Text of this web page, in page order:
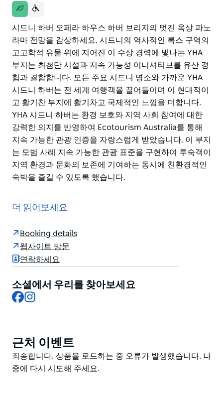
시드니 하버 오페라 하우스 하버 브리지의 멋진 옥상 파노
라마 전망을 감상하세요. 시드니의 역사적인 록스 구역의
고고학적 유물 위에 지어진 이 수상 경력에 빛나는 YHA
부지는 최첨단 시설과 지속 가능성 이니셔티브를 유산 경
험과 결합합니다. 모든 주요 시드니 명소와 가까운 YHA
시드니 하버는 전 세계 여행객을 끌어들이며 이 현대적이
고 활기찬 부지에 활기차고 국제적인 느낌을 더합니다.
YHA 시드니 하버는 환경 보호와 지역 사회 참여에 대한
강력한 의지를 반영하여 Ecotourism Australia를 통해
지속 가능한 관광 인증을 자랑스럽게 받았습니다. 이 부지
는 모범 사례 지속 가능한 관광 표준을 구현하여 투숙객이
지역 환경과 문화의 보존에 기여하는 동시에 친환경적인
숙박을 즐길 수 있도록 했습니다.
라마 전망을 감상하세요. 시드니의 역사적인 록스 구역의
험과 결합합니다.
모든 주요 시드니 명소와 가까운 YHA 시드니 하버는 전
세계 여행객을 끌어들이며 이 현대적이고 활기찬 부지에
활기차고 국제적인 느낌을 더합니다.
YHA 시드니 하버는 환경 보호와 지역 사회 참여에 대한
는 모범 사례 지속 가능한 관광 표준을 구현하여 투숙객이
지역 환경과 문화의 보존에 기여하는 동시에 친환경적인
숙박을 즐길 수 있도록 했습니다.
더 읽어보세요
Booking details
웹사이트 방문
연락하세요
소셜에서 우리를 찾아보세요
Facebook
Product
List
근처 이벤트
Product
List
죄송합니다. 상품을 로드하는 중 오류가 발생했습니다. 나
중에 다시 시도해 주세요.